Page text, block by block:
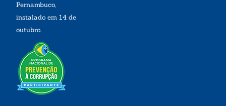
Pernambuco,
instalado em 14 de
outubro.